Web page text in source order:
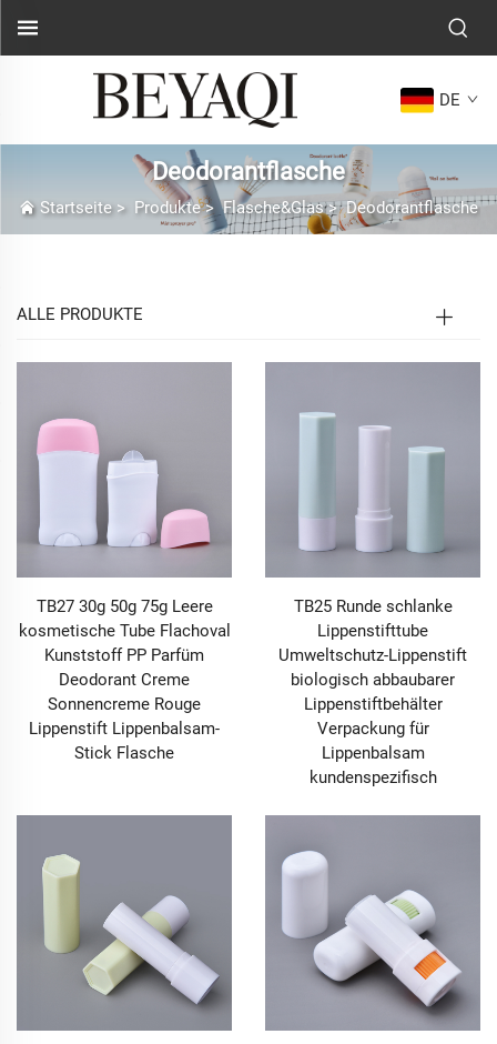
DE
Deodorantflasche
Startseite> Produkte>Flasche&Glas>Deodorantflasche
ALLE PRODUKTE
TB27 30g 50g 75g Leere
kosmetische Tube Flachoval
Kunststoff PP Parfüm
Deodorant Creme
Sonnencreme Rouge
Lippenstift Lippenbalsam-
Stick Flasche
TB25 Runde schlanke
Lippenstifttube
Umweltschutz-Lippenstift
biologisch abbaubarer
Lippenstiftbehälter
Verpackung für
Lippenbalsam
kundenspezifisch